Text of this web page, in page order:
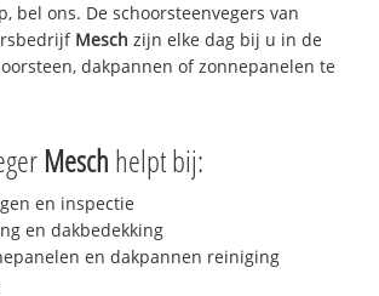
bel ons. De schoorsteenvegers van
Mesch zijn elke dag bij u in de
dakpannen of zonnepanelen te
Mesch helpt bij:
en inspectie
en dakbedekking
en dakpannen reiniging